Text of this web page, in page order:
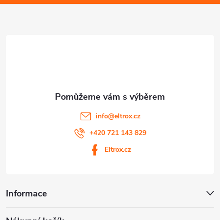
s
a
info@eltrox.cz
+420 721 143 829
Eltrox.cz
Informace